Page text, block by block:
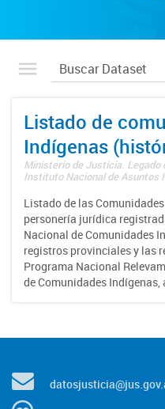
Listado de
Indígenas
Ministerio de Justicia. Legado
Instituto Nacional de Asuntos
Listado de las
personería jurídica
Nacional de Comunidades
registros provinciales y las
Programa Nacional
de Comunidades Indígenas,